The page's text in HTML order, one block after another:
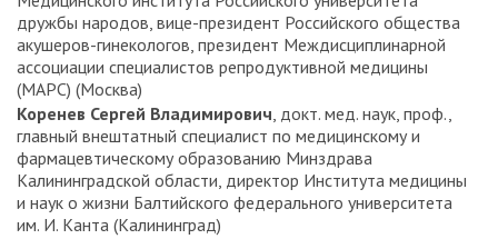
дружбы народов, вице-президент Российского общества
акушеров-гинекологов, президент Междисциплинарной
ассоциации специалистов репродуктивной медицины
(МАРС) (Москва)
Коренев Сергей Владимирович , докт. мед. наук, проф.,
главный внештатный специалист по медицинскому и
фармацевтическому образованию Минздрава
Калининградской области, директор Института медицины
и наук о жизни Балтийского федерального университета
им. И. Канта (Калининград)